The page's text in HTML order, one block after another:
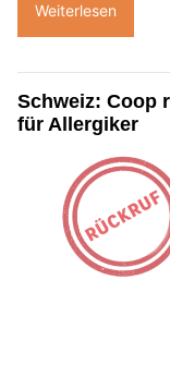
Weiterlesen
Schweiz: Coop
für Allergiker